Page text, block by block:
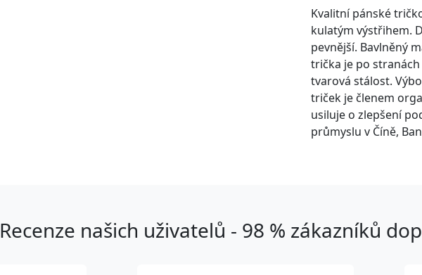
Kvalitní pánské
kulatým výstřihem.
pevnější. Bavlněný
trička je po
tvarová stálost.
triček je členem
usiluje o zlepšení
průmyslu v Číně,
Recenze našich uživatelů - 98 % zákazníků